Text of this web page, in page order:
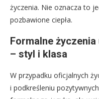
życzenia. Nie oznacza to
pozbawione ciepła.
Formalne
– styl i klasa
W przypadku oficjalnych
i podkreśleniu